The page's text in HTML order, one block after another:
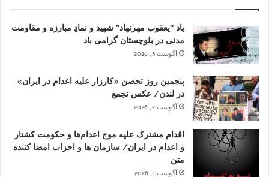
یاد “یعقوب مهرنهاد” شهید و نمادِ مبارزه و مقاومت
مدنی در بلوچستان گرامی باد
آگوست 3, 2026
پنجمین روز تحصن «کارزار علیه اعدام در ایران»
در لندن/ عکس تجمع
آگوست 2, 2026
اقدام مشترک علیه موج اعدام‌ها و حکومت کشتار
و اعدام در ایران/ سازمان ها و احزاب امضا کننده
متن
آگوست 1, 2026